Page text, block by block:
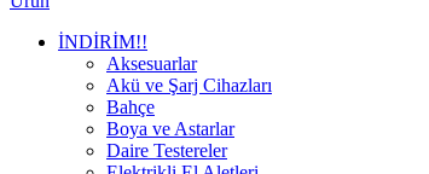
İNDİRİM!!
Aksesuarlar
Akü ve Şarj Cihazları
Bahçe
Boya ve Astarlar
Daire Testereler